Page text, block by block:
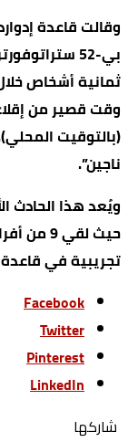
وقالت قاعدة
بي-52
ثمانية أشخاص
(بالتوقيت
ناجين”.
حيث
تجريبية في قاعدة
Facebook
Twitter
Pinterest
LinkedIn
‫‫ شاركها‬